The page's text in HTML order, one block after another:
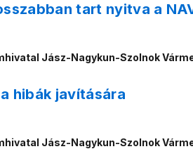
tart nyitva a
Jász-Nagykun-Szolnok
hibák javítására
Jász-Nagykun-Szolnok